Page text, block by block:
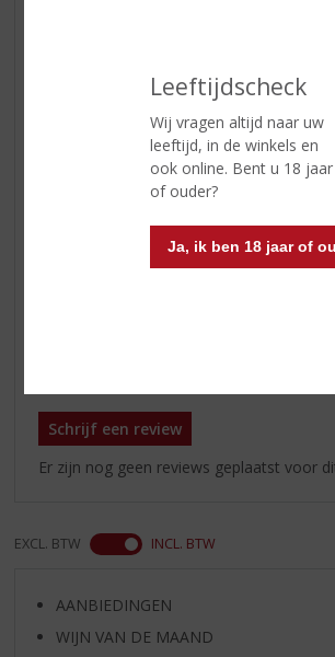
Leeftijdscheck
Wij vragen altijd naar uw
leeftijd, in de winkels en
ook online. Bent u 18 jaar
of ouder?
Ja, ik ben 18 jaar of
goudgeel
honing en
zoet, stroperig en
blauwe kaas en
Reviews
Schrijf een review
Er zijn nog geen reviews geplaatst voor
EXCL. BTW INCL. BTW
AANBIEDINGEN
WIJN VAN DE MAAND